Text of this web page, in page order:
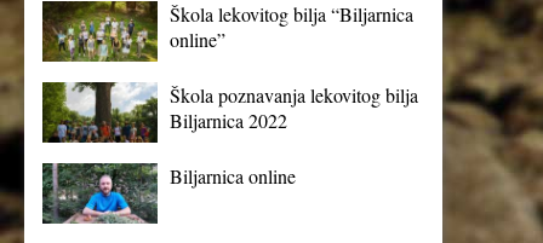
Škola lekovitog bilja “Biljarnica
online”
Škola poznavanja lekovitog bilja
Biljarnica 2022
Biljarnica online